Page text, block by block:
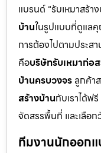
แบรนด์ “รับเหมาสร้า
บ้านในรูปแบบที่ดูแล
การต้องไปตามประสา
คือบริษัทรับเหมาก่อ
บ้านครบวงจร ลูกค้า
สร้างบ้านกับเราได้ฟ
จัดสรรพื้นที่ และเลือก
ทีมงานนักออก